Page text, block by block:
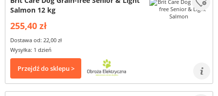
Salmon 12 kg
255,40 zł
Dostawa od: 22,00 zł
Wysyłka: 1 dzień
Przejdź do sklepu >